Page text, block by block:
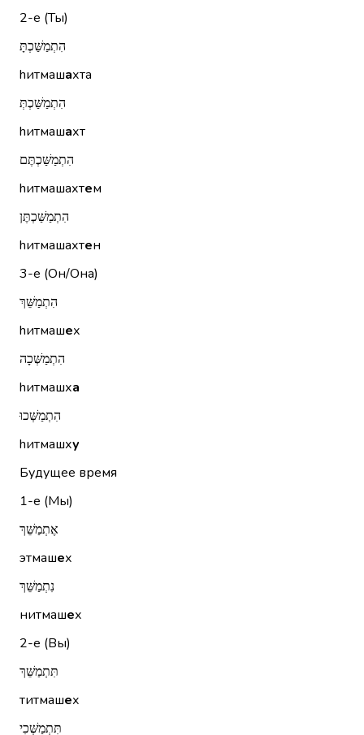
2-е (Ты)
הִתְמַשַּׁכְתָּ
hитмашахта
הִתְמַשַּׁכְתְּ
hитмашахт
הִתְמַשַּׁכְתֶּם
hитмашахтем
הִתְמַשַּׁכְתֶּן
hитмашахтен
3-е (Он/Она)
הִתְמַשֵּׁךְ
hитмашех
הִתְמַשְּׁכָה
hитмашха
הִתְמַשְּׁכוּ
hитмашху
Будущее время
1-е (Мы)
אֶתְמַשֵּׁךְ
этмашех
נִתְמַשֵּׁךְ
нитмашех
2-е (Вы)
תִּתְמַשֵּׁךְ
титмашех
תִּתְמַשְּׁכִי